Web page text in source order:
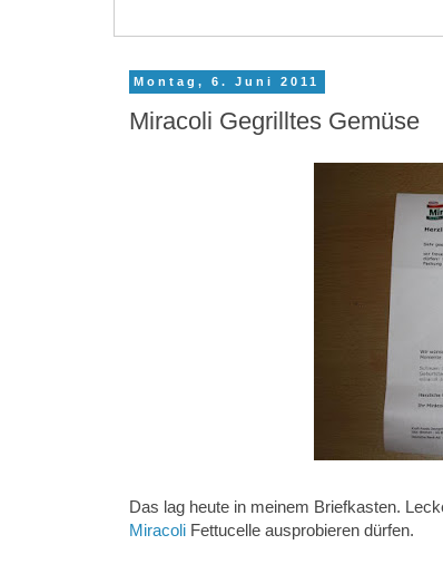
Montag, 6. Juni 2011
Miracoli Gegrilltes Gemüse
Das lag heute in meinem Briefkasten.
Miracoli Fettucelle ausprobieren dürfen.